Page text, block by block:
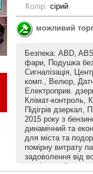
Колір: сірий
можливий торг
Безпека: ABD,
фари, Подушка
Сигналізація,
комп., Велюр,
Електроприв.
Клімат-контроль,
Підігрів дзеркал,
2015 року з
динамічний та
для міста та
помірну витрату
задоволення від
комфортний